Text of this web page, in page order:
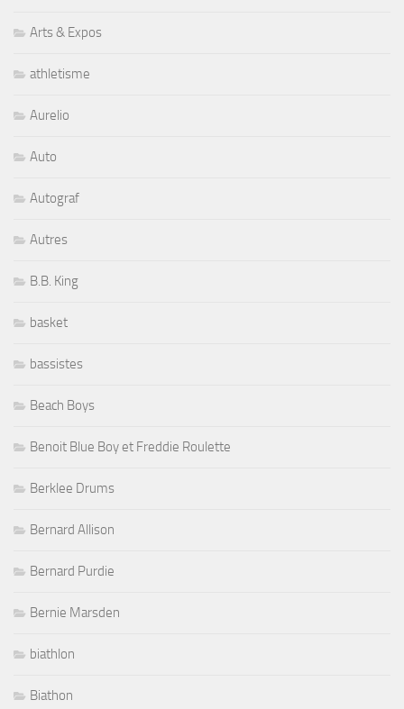
Arts & Expos
athletisme
Aurelio
Auto
Autograf
Autres
B.B. King
basket
bassistes
Beach Boys
Benoit Blue Boy et Freddie Roulette
Berklee Drums
Bernard Allison
Bernard Purdie
Bernie Marsden
biathlon
Biathon